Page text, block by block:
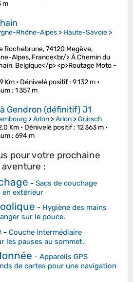
m
Rhône-Alpes > Haute-Savoie >
Rochebrune, 74120 Megève,
Alpes, France<br/> À Chemin du
Belgique</p> <p>Routage Moto -
Km • Dénivelé positif: 9 132 m •
: 1 357 m
Gendron (définitif) J1
>Arlon >Arlon >Guirsch
Km • Dénivelé positif: 12 363 m •
: 694 m
pour votre prochaine
aventure :
- Sacs de couchage
en extérieur
- Hygiène des mains
sur le pouce.
- Couche intermédiaire
les pauses au sommet.
- Appareils GPS
de cartes pour une navigation